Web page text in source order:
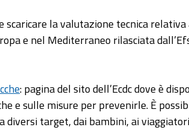
scaricare la valutazione tecnica
e nel Mediterraneo rilasciata
: pagina del sito dell’Ecdc dove è
e sulle misure per prevenirle. È
target, dai bambini, ai